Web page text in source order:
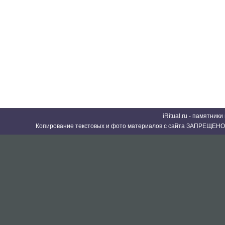
iRitual.ru -
Копирование текстовых и фото материалов с сайта